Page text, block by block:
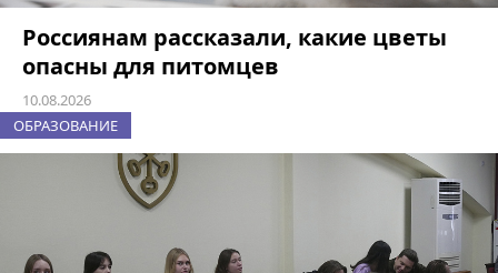
Россиянам рассказали, какие цветы
опасны для питомцев
10.08.2026
ОБРАЗОВАНИЕ